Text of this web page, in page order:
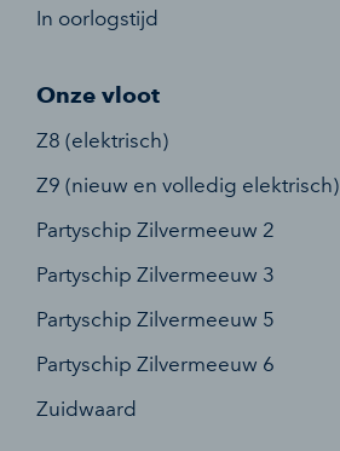
In oorlogstijd
Onze vloot
Z8 (elektrisch)
Z9 (nieuw en volledig elektrisch)
Partyschip Zilvermeeuw 2
Partyschip Zilvermeeuw 3
Partyschip Zilvermeeuw 5
Partyschip Zilvermeeuw 6
Zuidwaard